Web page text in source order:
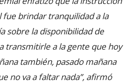
fue brindar tranquilidad a la
sobre la disponibilidad de
transmitirle a la gente que hoy
también, pasado mañana
no va a faltar nada”, afirmó